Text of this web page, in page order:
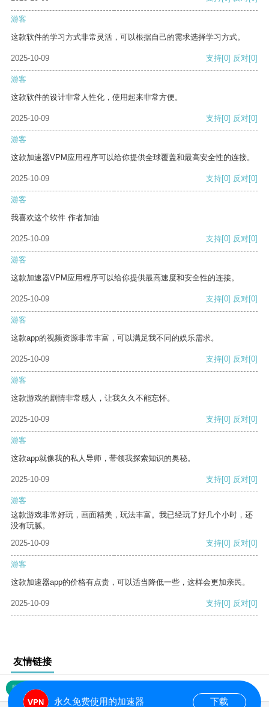
游客
这款软件的学习方式非常灵活，可以根据自己的需求选择学习方式。
2025-10-09 支持[0] 反对[0]
游客
这款软件的设计非常人性化，使用起来非常方便。
2025-10-09 支持[0] 反对[0]
游客
这款加速器VPM应用程序可以给你提供全球覆盖和最高安全性的连接。
2025-10-09 支持[0] 反对[0]
游客
我喜欢这个软件 作者加油
2025-10-09 支持[0] 反对[0]
游客
这款加速器VPM应用程序可以给你提供最高速度和安全性的连接。
2025-10-09 支持[0] 反对[0]
游客
这款app的视频资源非常丰富，可以满足我不同的娱乐需求。
2025-10-09 支持[0] 反对[0]
游客
这款游戏的剧情非常感人，让我久久不能忘怀。
2025-10-09 支持[0] 反对[0]
游客
这款app就像我的私人导师，带领我探索知识的奥秘。
2025-10-09 支持[0] 反对[0]
游客
这款游戏非常好玩，画面精美，玩法丰富。我已经玩了好几个小时，还
没有玩腻。
2025-10-09
支持[0] 反对[0]
游客
这款加速器app的价格有点贵，可以适当降低一些，这样会更加亲民。
2025-10-09 支持[0] 反对[0]
友情链接
网站地图
永久免费使用的加速器 下载